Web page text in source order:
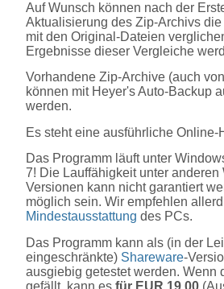
Auf Wunsch können nach der
Aktualisierung des Zip-Archivs
mit den Original-Dateien
Ergebnisse dieser Vergleiche
Vorhandene Zip-Archive (auch
können mitHeyer's Auto-Backup
werden.
Es steht eine ausführliche Online-
Das Programm läuft unter
7! Die Lauffähigkeit unter anderen
Versionen kann nicht garantiert
möglich sein. Wir empfehlen
Mindestausstattung des PCs.
Das Programm kann als (in der
eingeschränkte) Shareware-
ausgiebig getestet werden. Wenn
gefällt, kann esfür EUR 19,00